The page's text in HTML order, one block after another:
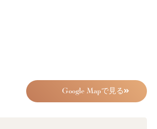
Google Mapで見る